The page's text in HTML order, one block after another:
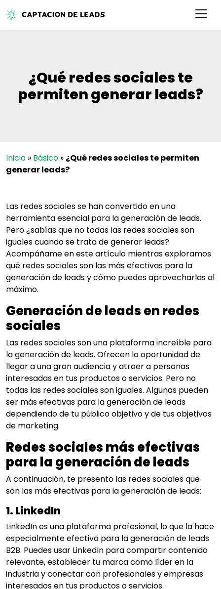
¿Qué redes sociales te
permiten generar leads?
Inicio » Básico » ¿Qué redes sociales te permiten
generar leads?
Las redes sociales se han convertido en una
herramienta esencial para la generación de leads.
Pero ¿sabías que no todas las redes sociales son
iguales cuando se trata de generar leads?
Acompáñame en este artículo mientras exploramos
qué redes sociales son las más efectivas para la
generación de leads y cómo puedes aprovecharlas al
máximo.
Generación de leads en redes
sociales
Las redes sociales son una plataforma increíble para
la generación de leads. Ofrecen la oportunidad de
llegar a una gran audiencia y atraer a personas
interesadas en tus productos o servicios. Pero no
todas las redes sociales son iguales. Algunas pueden
ser más efectivas para la generación de leads
dependiendo de tu público objetivo y de tus objetivos
de marketing.
Redes sociales más efectivas
para la generación de leads
A continuación, te presento las redes sociales que
son las más efectivas para la generación de leads:
1. LinkedIn
LinkedIn es una plataforma profesional, lo que la hace
especialmente efectiva para la generación de leads
B2B. Puedes usar LinkedIn para compartir contenido
relevante, establecer tu marca como líder en la
industria y conectar con profesionales y empresas
interesados en tus productos o servicios.